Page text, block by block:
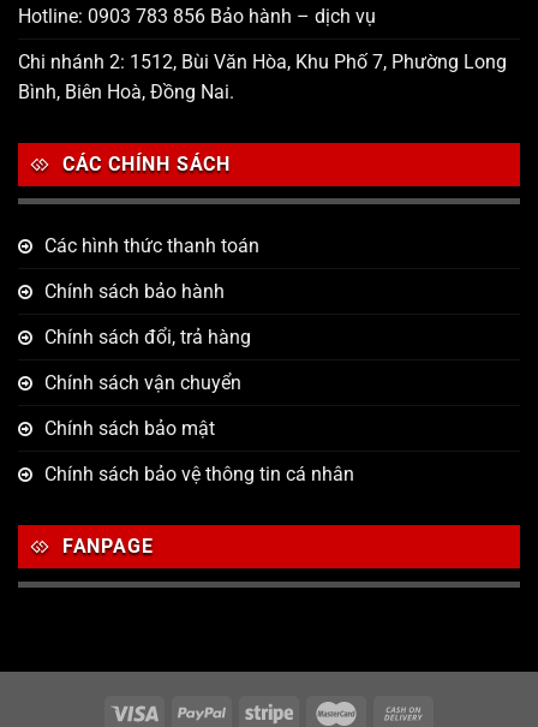
Hotline: 0903 783 856 Bảo hành – dịch vụ
Chi nhánh 2: 1512, Bùi Văn Hòa, Khu Phố 7, Phường Long
Bình, Biên Hoà, Đồng Nai.
CÁC CHÍNH SÁCH
Các hình thức thanh toán
Chính sách bảo hành
Chính sách đổi, trả hàng
Chính sách vận chuyển
Chính sách bảo mật
Chính sách bảo vệ thông tin cá nhân
FANPAGE